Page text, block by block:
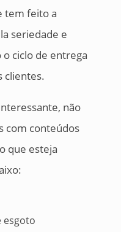
tem feito a
seriedade e
ciclo de entrega
clientes.
não
com conteúdos
que esteja
esgoto